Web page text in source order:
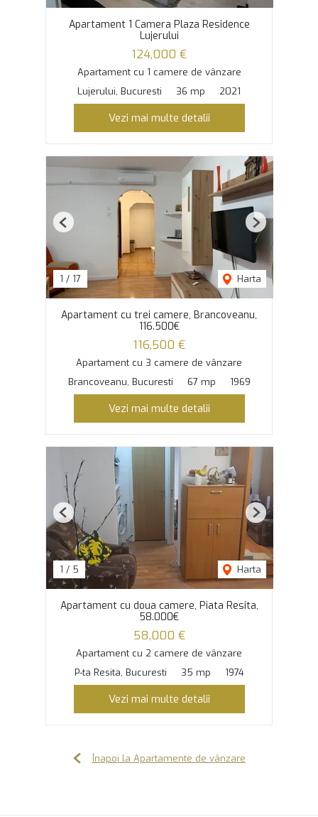
Apartament 1 Camera Plaza Residence
Lujerului
124,000 €
Apartament cu 1 camere de vânzare
Lujerului, Bucuresti
36 mp 2021
Vezi mai multe detalii
1 / 17 Harta
Previous Next
Apartament cu trei camere, Brancoveanu,
116.500€
116,500 €
Apartament cu 3 camere de vânzare
Brancoveanu, Bucuresti
67 mp 1969
Vezi mai multe detalii
1 / 5 Harta
Previous Next
Apartament cu doua camere, Piata Resita,
58.000€
58,000 €
Apartament cu 2 camere de vânzare
P-ta Resita, Bucuresti
35 mp 1974
Vezi mai multe detalii
Înapoi la Apartamente de vânzare